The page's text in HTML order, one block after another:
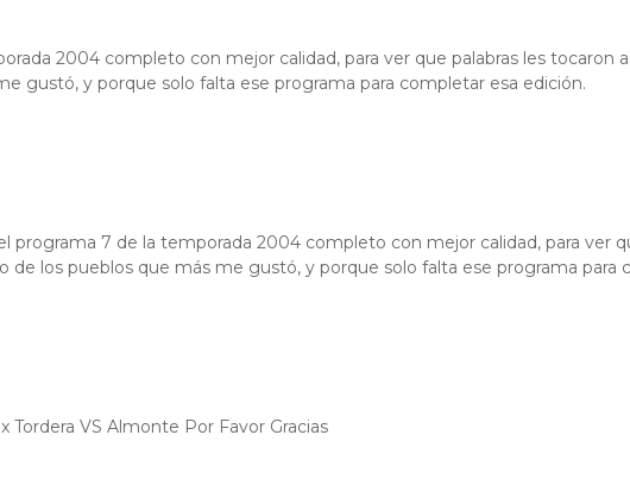
2004 completo con mejor calidad, para ver que palabras les tocaron
gustó, y porque solo falta ese programa para completar esa edición.
programa 7 de la temporada 2004 completo con mejor calidad, para ver
los pueblos que más me gustó, y porque solo falta ese programa para
Tordera VS Almonte Por Favor Gracias